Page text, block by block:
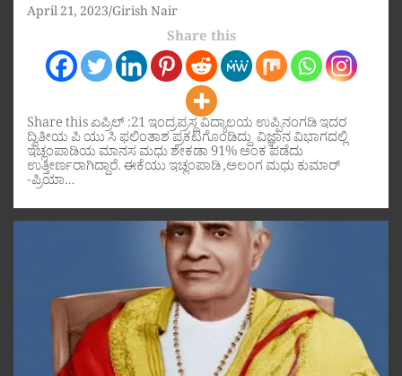
April 21, 2023 Girish Nair
Share this
Share this ಏಪ್ರಿಲ್ :21 ಇಂದ್ರಪ್ರಸ್ಥ ವಿದ್ಯಾಲಯ ಉಪ್ಪಿನಂಗಡಿ ಇದರ
ದ್ವಿತೀಯ ಪಿ ಯು ಸಿ ಫಲಿಂತಾಶ ಪ್ರಕಟಗೊಂಡಿದ್ದು ವಿಜ್ಞಾನ ವಿಭಾಗದಲ್ಲಿ
ಇಚ್ಲಂಪಾಡಿಯ ಮಾನಸ ಮಧು ಶೇಕಡಾ 91% ಅಂಕ ಪಡೆದು
ಉತ್ತೀರ್ಣರಾಗಿದ್ದಾರೆ. ಈಕೆಯು ಇಚ್ಲಂಪಾಡಿ ,ಅಲಂಗ ಮಧು ಕುಮಾರ್
-ಪ್ರಿಯಾ…